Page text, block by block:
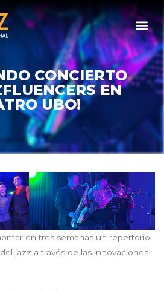
CONCIERTO
EN
UBO!
en tres semanas un repertorio
jazz a través de las innovaciones